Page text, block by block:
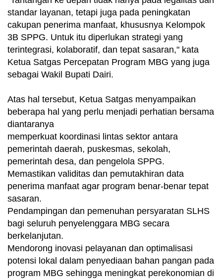
standar layanan, tetapi juga pada peningkatan
cakupan penerima manfaat, khususnya Kelompok
3B SPPG. Untuk itu diperlukan strategi yang
terintegrasi, kolaboratif, dan tepat sasaran," kata
Ketua Satgas Percepatan Program MBG yang juga
sebagai Wakil Bupati Dairi.
Atas hal tersebut, Ketua Satgas menyampaikan
beberapa hal yang perlu menjadi perhatian bersama
diantaranya
memperkuat koordinasi lintas sektor antara
pemerintah daerah, puskesmas, sekolah,
pemerintah desa, dan pengelola SPPG.
Memastikan validitas dan pemutakhiran data
penerima manfaat agar program benar-benar tepat
sasaran.
Pendampingan dan pemenuhan persyaratan SLHS
bagi seluruh penyelenggara MBG secara
berkelanjutan.
Mendorong inovasi pelayanan dan optimalisasi
potensi lokal dalam penyediaan bahan pangan pada
program MBG sehingga meningkat perekonomian di